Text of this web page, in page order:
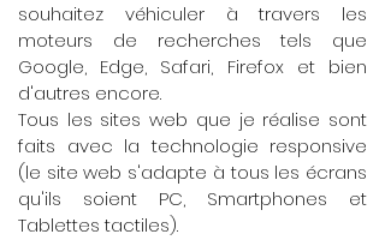
souhaitez véhiculer à travers les
moteurs de recherches tels que
Google, Edge, Safari, Firefox et bien
d'autres encore.
Tous les sites web que je réalise sont
faits avec la technologie responsive
(le site web s'adapte à tous les écrans
qu'ils soient PC, Smartphones et
Tablettes tactiles).